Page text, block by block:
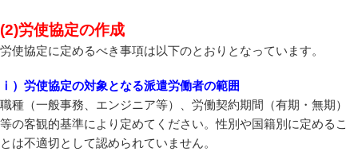
(2)労使協定の作成
労使協定に定めるべき事項は以下のとおりとなっています。
ⅰ）労使協定の対象となる派遣労働者の範囲
職種（一般事務、エンジニア等）、労働契約期間（有期・無期）
等の客観的基準により定めてください。性別や国籍別に定めるこ
とは不適切として認められていません。